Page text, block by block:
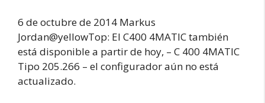
6 de octubre de 2014 Markus
Jordan@yellowTop: El C400 4MATIC también
está disponible a partir de hoy, – C 400 4MATIC
Tipo 205.266 – el configurador aún no está
actualizado.